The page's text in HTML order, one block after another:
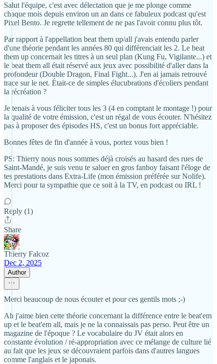
Salut l'équipe, c'est avec délectation que je me plonge comme
chaque mois depuis environ un an dans ce fabuleux podcast qu'est
Pixel Bento. Je regrette tellement de ne pas l'avoir connu plus tôt.
Par rapport à l'appellation beat them up/all j'avais entendu parler
d'une théorie pendant les années 80 qui différenciait les 2. Le beat
them up concernait les titres à un seul plan (Kung Fu, Vigilante...) et
le beat them all était réservé aux jeux avec possibilité d'aller dans la
profondeur (Double Dragon, Final Fight...). J'en ai jamais retrouvé
trace sur le net. Était-ce de simples élucubrations d'écoliers pendant
la récréation ?
Je tenais à vous féliciter tous les 3 (4 en comptant le montage !) pour
la qualité de votre émission, c'est un régal de vous écouter. N'hésitez
pas à proposer des épisodes HS, c'est un bonus fort appréciable.
Bonnes fêtes de fin d'année à vous, portez vous bien !
PS: Thierry nous nous sommes déjà croisés au hasard des rues de
Saint-Mandé, je suis venu te saluer en gros fanboy faisant l'éloge de
tes prestations dans Extra-Life (mon émission préférée sur Nolife).
Merci pour ta sympathie que ce soit à la TV, en podcast ou IRL !
Reply (1)
Share
Thierry Falcoz
Dec 2, 2025
Author
Merci beaucoup de nous écouter et pour ces gentils mots ;-)
Ah j'aime bien cette théorie concernant la différence entre le beat'em
up et le beat'em all, mais je ne la connaissais pas perso. Peut être un
magazine de l'époque ? Le vocabulaire du JV était alors en
constante évolution / ré-appropriation avec ce mélange de culture lié
au fait que les jeux se découvraient parfois dans d'autres langues
comme l'anglais et le japonais.